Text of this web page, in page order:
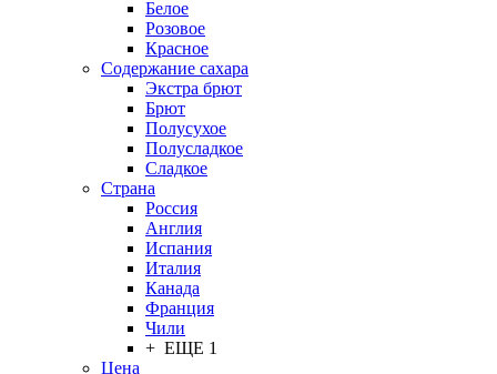
Белое
Розовое
Красное
Содержание сахара
Экстра брют
Брют
Полусухое
Полусладкое
Сладкое
Страна
Россия
Англия
Испания
Италия
Канада
Франция
Чили
+ ЕЩЕ 1
Цена